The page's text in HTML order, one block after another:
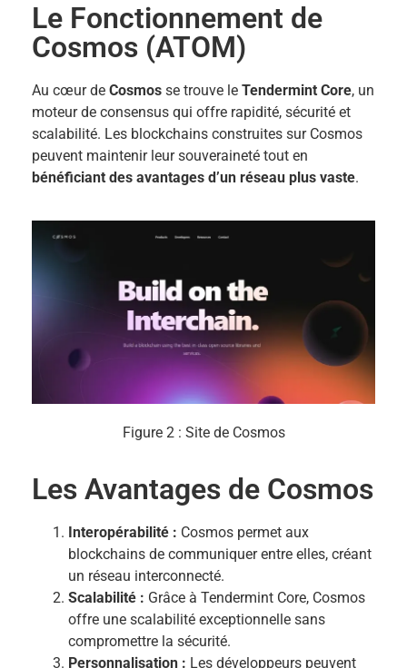
Le Fonctionnement de
Cosmos (ATOM)
Au cœur de Cosmos se trouve le Tendermint Core, un
moteur de consensus qui offre rapidité, sécurité et
scalabilité. Les blockchains construites sur Cosmos
peuvent maintenir leur souveraineté tout en
bénéficiant des avantages d’un réseau plus vaste.
Figure 2 : Site de Cosmos
Les Avantages de Cosmos
Interopérabilité : Cosmos permet aux
blockchains de communiquer entre elles, créant
un réseau interconnecté.
Scalabilité : Grâce à Tendermint Core, Cosmos
offre une scalabilité exceptionnelle sans
compromettre la sécurité.
Personnalisation : Les développeurs peuvent